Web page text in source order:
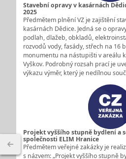
Stavební opravy v kasárnách
2025
Předmětem plnění VZ je zajištění
kasárnách Dědice. Jedná se o
podlah, dlažeb, obkladů,
rozvodů vody, fasády, střech na 16
monumentu na nástupišti v areálu
Vyškov. Podrobný rozsah prací je
výkazu výměr, který je nedílnou
Projekt vyššího stupně bydlení a
společnosti ELIM Hranice
Předmětem veřejné zakázky je
s názvem: „Projekt vyššího stupně